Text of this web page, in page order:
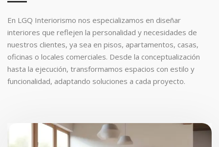
En LGQ Interiorismo nos especializamos en diseñar
interiores que reflejen la personalidad y necesidades de
nuestros clientes, ya sea en pisos, apartamentos, casas,
oficinas o locales comerciales. Desde la conceptualización
hasta la ejecución, transformamos espacios con estilo y
funcionalidad, adaptando soluciones a cada proyecto.